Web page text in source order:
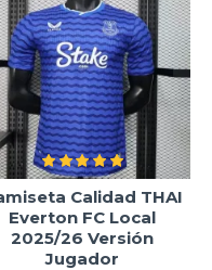
Calidad THAI
Everton FC Local
2025/26 Versión
Jugador